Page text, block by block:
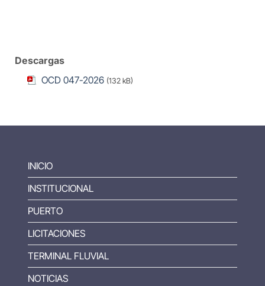
Descargas
OCD 047-2026 (132 kB)
INICIO
INSTITUCIONAL
PUERTO
LICITACIONES
TERMINAL FLUVIAL
NOTICIAS